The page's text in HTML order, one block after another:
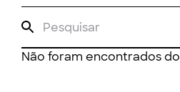
Não foram encontrados